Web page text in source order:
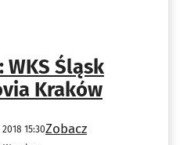
Śląsk
Kraków
15:30Zobacz